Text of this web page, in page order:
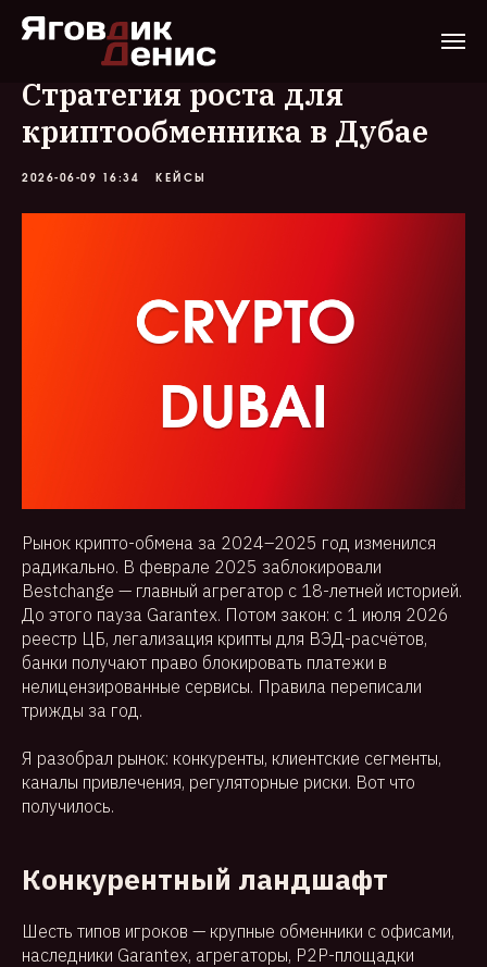
Стратегия роста для
криптообменника в Дубае
2026-06-09 16:34 КЕЙСЫ
Рынок крипто-обмена за 2024–2025 год изменился
радикально. В феврале 2025 заблокировали
Bestchange — главный агрегатор с 18-летней историей.
До этого пауза Garantex. Потом закон: с 1 июля 2026
реестр ЦБ, легализация крипты для ВЭД-расчётов,
банки получают право блокировать платежи в
нелицензированные сервисы. Правила переписали
трижды за год.
Я разобрал рынок: конкуренты, клиентские сегменты,
каналы привлечения, регуляторные риски. Вот что
получилось.
Конкурентный ландшафт
Шесть типов игроков — крупные обменники с офисами,
наследники Garantex, агрегаторы, P2P-площадки